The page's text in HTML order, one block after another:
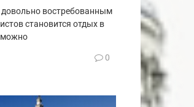
востребованным
становится отдых в
можно
0